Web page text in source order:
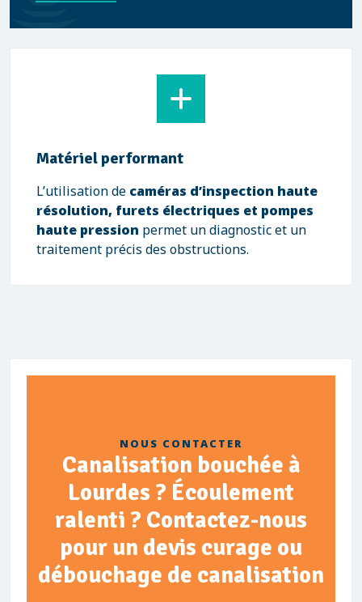
Matériel performant
L’utilisation de caméras d’inspection haute
résolution, furets électriques et pompes
haute pression permet un diagnostic et un
traitement précis des obstructions.
NOUS CONTACTER
Canalisation bouchée à
Lourdes ? Écoulement
ralenti ? Contactez-nous
pour un devis curage ou
débouchage de canalisation